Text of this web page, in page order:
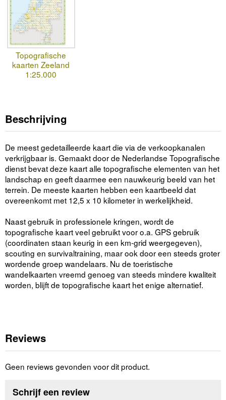
Topografische
kaarten Zeeland
1:25.000
Beschrijving
De meest gedetailleerde kaart die via de verkoopkanalen
verkrijgbaar is. Gemaakt door de Nederlandse Topografische
dienst bevat deze kaart alle topografische elementen van het
landschap en geeft daarmee een nauwkeurig beeld van het
terrein. De meeste kaarten hebben een kaartbeeld dat
overeenkomt met 12,5 x 10 kilometer in werkelijkheid.
Naast gebruik in professionele kringen, wordt de
topografische kaart veel gebruikt voor o.a. GPS gebruik
(coordinaten staan keurig in een km-grid weergegeven),
scouting en survivaltraining, maar ook door een steeds groter
wordende groep wandelaars. Nu de toeristische
wandelkaarten vreemd genoeg van steeds mindere kwaliteit
worden, blijft de topografische kaart het enige alternatief.
Reviews
Geen reviews gevonden voor dit product.
Schrijf een review